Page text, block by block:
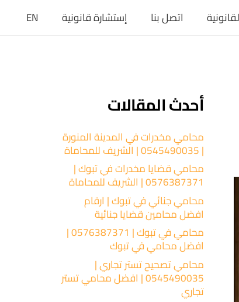
اتصل بنا إستشارة قانونية EN
أحدث المقالات
محامي مخدرات في المدينة المنورة
| 0545490035 | الشريف للمحاماة
محامي قضايا مخدرات في تبوك |
0576387371 | الشريف للمحاماة
محامي جنائي في تبوك | ارقام
افضل محامين قضايا جنائية
محامي في تبوك | 0576387371 |
افضل محامي في تبوك
محامي تصحيح تستر تجاري |
0545490035 | افضل محامي تستر
تجاري